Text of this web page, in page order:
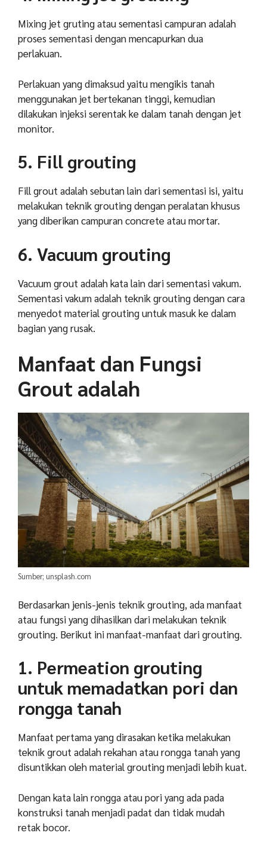
Mixing jet gruting atau sementasi campuran adalah
proses sementasi dengan mencapurkan dua
perlakuan.
Perlakuan yang dimaksud yaitu mengikis tanah
menggunakan jet bertekanan tinggi, kemudian
dilakukan injeksi serentak ke dalam tanah dengan jet
monitor.
5. Fill grouting
Fill grout adalah sebutan lain dari sementasi isi, yaitu
melakukan teknik grouting dengan peralatan khusus
yang diberikan campuran concrete atau mortar.
6. Vacuum grouting
Vacuum grout adalah kata lain dari sementasi vakum.
Sementasi vakum adalah teknik grouting dengan cara
menyedot material grouting untuk masuk ke dalam
bagian yang rusak.
Manfaat dan Fungsi
Grout adalah
Sumber; unsplash.com
Berdasarkan jenis-jenis teknik grouting, ada manfaat
atau fungsi yang dihasilkan dari melakukan teknik
grouting. Berikut ini manfaat-manfaat dari grouting.
1. Permeation grouting
untuk memadatkan pori dan
rongga tanah
Manfaat pertama yang dirasakan ketika melakukan
teknik grout adalah rekahan atau rongga tanah yang
disuntikkan oleh material grouting menjadi lebih kuat.
Dengan kata lain rongga atau pori yang ada pada
konstruksi tanah menjadi padat dan tidak mudah
retak bocor.